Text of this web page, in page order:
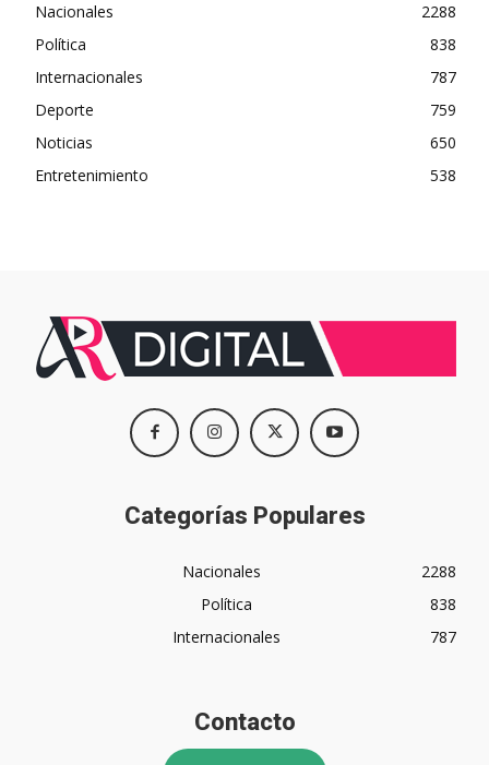
Nacionales
2288
Política
838
Internacionales
787
Deporte
759
Noticias
650
Entretenimiento
538
Categorías Populares
Nacionales
2288
Política
838
Internacionales
787
Contacto